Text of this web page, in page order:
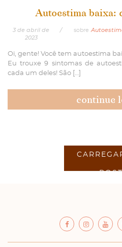
Autoestima baixa:
3de abrilde
2023
/ sobre
Oi, gente! Você tem autoestima
Eu trouxe 9 sintomas de
cada um deles! São […]
continue